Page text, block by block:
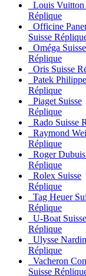
Louis Vuitton
Réplique
Officine
Suisse
Oméga Suisse
Réplique
Oris Suisse
Patek
Réplique
Piaget Suisse
Réplique
Rado Suisse
Raymond
Réplique
Roger
Réplique
Rolex Suisse
Réplique
Tag Heuer
Réplique
U-Boat Suisse
Réplique
Ulysse
Réplique
Vacheron
Suisse